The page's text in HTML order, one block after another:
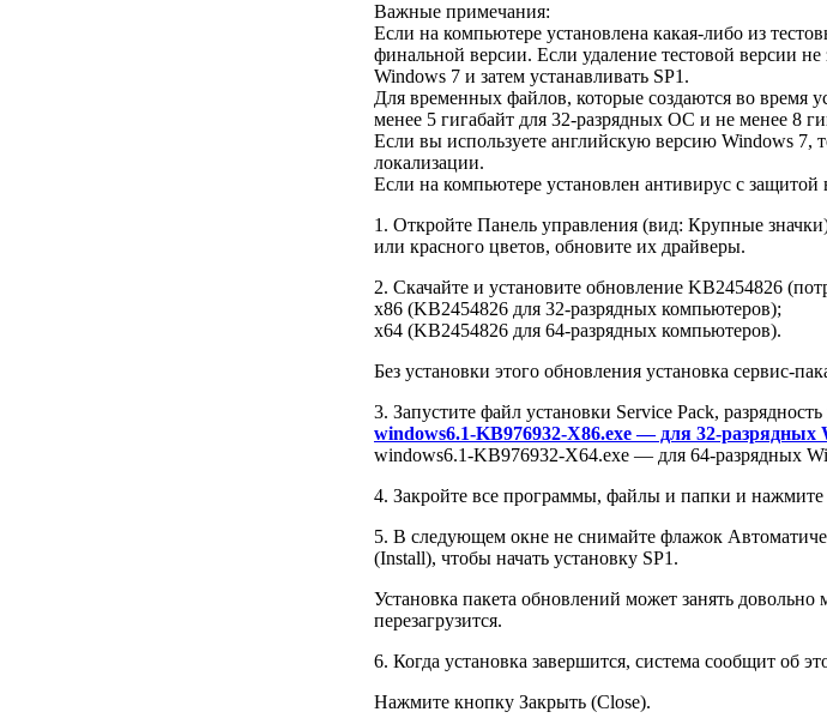
Важные примечания:
Если на компьютере установлена какая-либо из
финальной версии. Если удаление тестовой версии
Windows 7 и затем устанавливать SP1.
Для временных файлов, которые создаются во время
менее 5 гигабайт для 32-разрядных ОС и не менее 8
Если вы используете английскую версию Windows 7,
локализации.
Если на компьютере установлен антивирус с
1. Откройте Панель управления (вид: Крупные
или красного цветов, обновите их драйверы.
2. Скачайте и установите обновление KB2454826
x86 (KB2454826 для 32-разрядных компьютеров);
x64 (KB2454826 для 64-разрядных компьютеров).
Без установки этого обновления установка сервис-
3. Запустите файл установки Service Pack,
windows6.1-KB976932-X86.exe — для 32-разрядных
windows6.1-KB976932-X64.exe — для 64-разрядных
4. Закройте все программы, файлы и папки и нажмите
5. В следующем окне не снимайте флажок
(Install), чтобы начать установку SP1.
Установка пакета обновлений может занять
перезагрузится.
6. Когда установка завершится, система сообщит об
Нажмите кнопку Закрыть (Close).